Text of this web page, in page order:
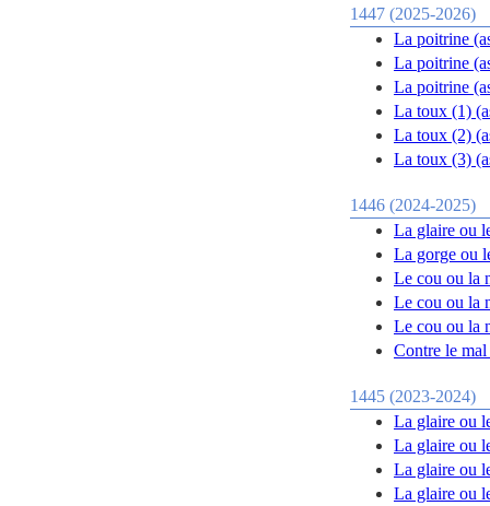
1447 (2025-2026)
La poitrine
La poitrine
La poitrine
1446 (2024-2025)
La glaire ou
La gorge ou
Le cou ou la
Le cou ou la
Le cou ou la
Contre le
1445 (2023-2024)
La glaire ou
La glaire ou
La glaire ou
La glaire ou